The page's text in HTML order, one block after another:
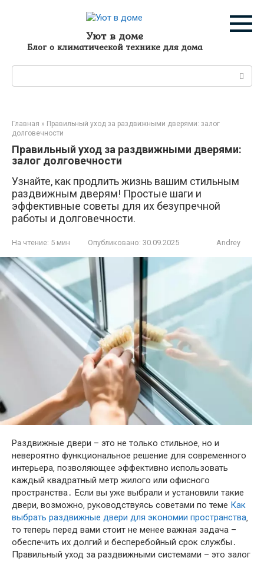
Уют в доме
Блог о климатической технике для дома
Главная » Правильный уход за раздвижными дверями: залог
долговечности
Правильный уход за раздвижными дверями:
залог долговечности
Узнайте, как продлить жизнь вашим стильным
раздвижным дверям! Простые шаги и
эффективные советы для их безупречной
работы и долговечности.
На чтение: 5 мин Опубликовано: 30.09.2025 Andrey
Раздвижные двери – это не только стильное‚ но и
невероятно функциональное решение для современного
интерьера‚ позволяющее эффективно использовать
каждый квадратный метр жилого или офисного
пространства․ Если вы уже выбрали и установили такие
двери‚ возможно‚ руководствуясь советами по теме Как
выбрать раздвижные двери для экономии пространства‚
то теперь перед вами стоит не менее важная задача –
обеспечить их долгий и бесперебойный срок службы․
Правильный уход за раздвижными системами – это залог